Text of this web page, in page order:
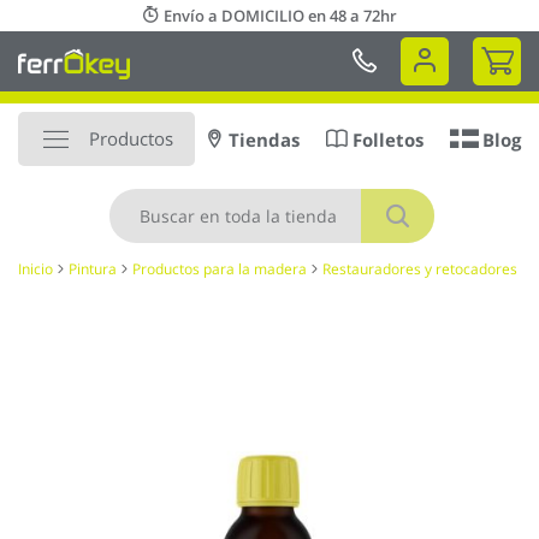
al
contenido
Envío a DOMICILIO en 48 a 72hr
Mi
Productos
Buscar
Tiendas Folletos Blog
Inicio Pintura Productos para la madera Restauradores y retocadores